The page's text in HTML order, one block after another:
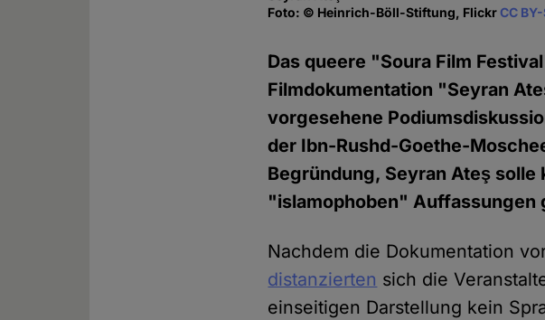
Foto: © Heinrich-Böll-Stiftung, FlickrCC
Das queere "Soura Film
Filmdokumentation "Seyran
vorgesehene
der Ibn-Rushd-Goethe-
Begründung, Seyran Ateş solle
"islamophoben" Auffassungen
Nachdem die Dokumentation
distanzierten sich die
einseitigen Darstellung kein